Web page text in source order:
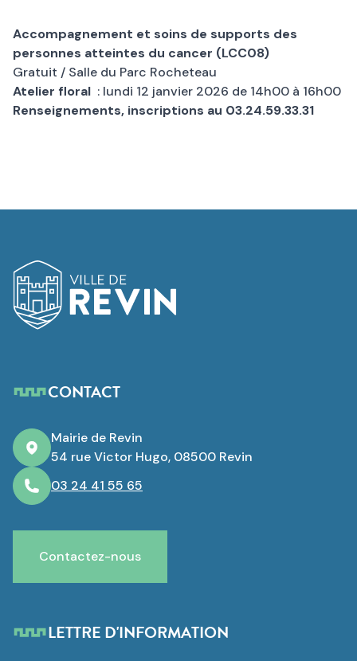
Accompagnement et soins de supports des
personnes atteintes du cancer (LCC08)
Gratuit / Salle du Parc Rocheteau
Atelier floral : lundi 12 janvier 2026 de 14h00 à 16h00
Renseignements, inscriptions au 03.24.59.33.31
CONTACT
Mairie de Revin
54 rue Victor Hugo, 08500 Revin
03 24 41 55 65
Contactez-nous
LETTRE D'INFORMATION